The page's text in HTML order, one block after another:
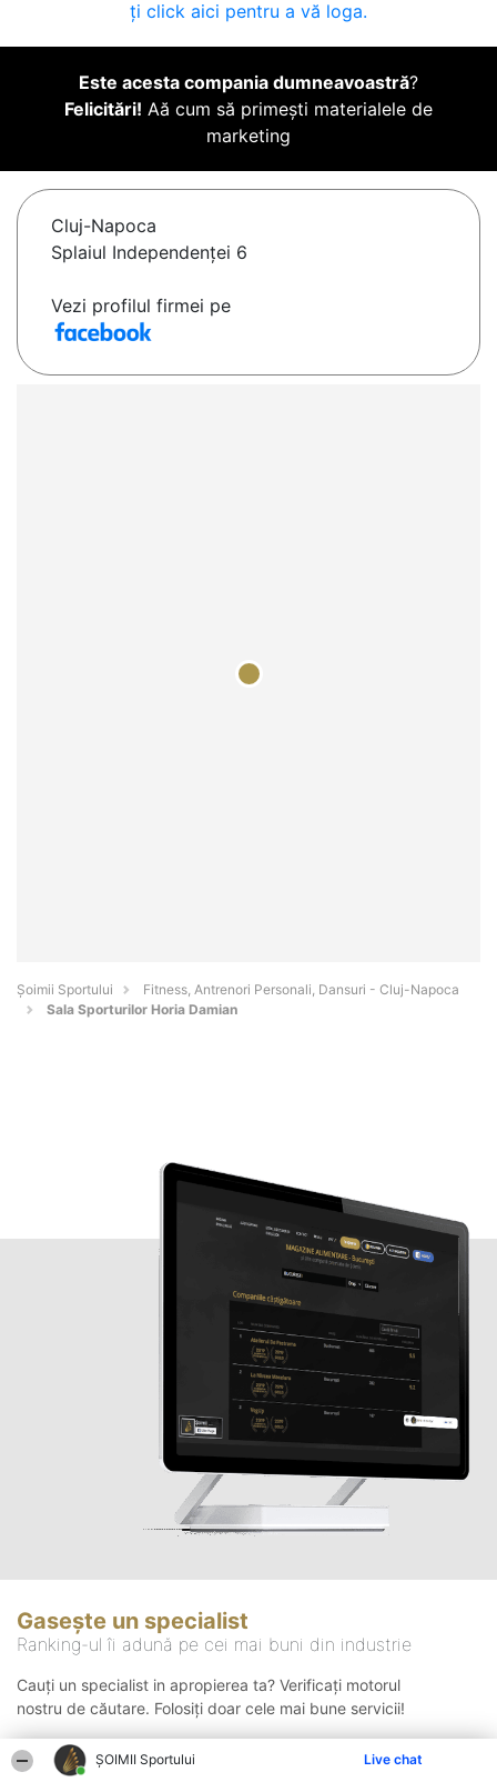
ȘOIMII Sportului Live chat
ți click aici pentru a vă loga.
Este acesta compania dumneavoastră?
Felicitări! Aă cum să primești materialele de
marketing
Cluj-Napoca
Splaiul Independenţei 6
Vezi profilul firmei pe
Șoimii Sportului
Fitness, Antrenori Personali, Dansuri - Cluj-Napoca
Sala Sporturilor Horia Damian
Gasește un specialist
Ranking-ul îi adună pe cei mai buni din industrie
Cauți un specialist in apropierea ta? Verificați motorul
nostru de căutare. Folosiți doar cele mai bune servicii!